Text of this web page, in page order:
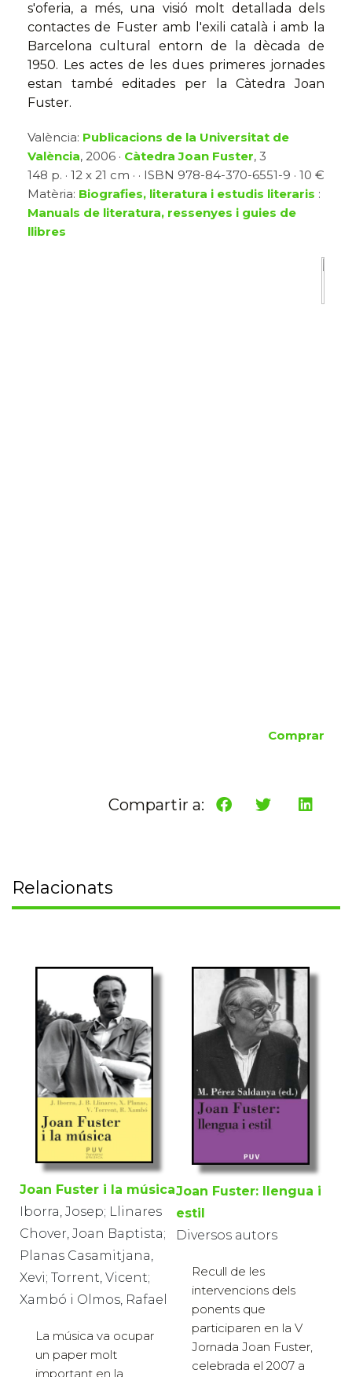
s'oferia, a més, una visió molt detallada dels
contactes de Fuster amb l'exili català i amb la
Barcelona cultural entorn de la dècada de
1950. Les actes de les dues primeres jornades
estan també editades per la Càtedra Joan
Fuster.
València: Publicacions de la Universitat de
València, 2006 · Càtedra Joan Fuster, 3
148 p. · 12 x 21 cm · · ISBN 978-84-370-6551-9 · 10 €
Matèria: Biografies, literatura i estudis literaris :
Manuals de literatura, ressenyes i guies de
llibres
Comprar
Compartir a:
Relacionats
Joan Fuster i la música
Iborra, Josep; Llinares
Chover, Joan Baptista;
Planas Casamitjana,
Xevi; Torrent, Vicent;
Xambó i Olmos, Rafael
La música va ocupar
un paper molt
important en la
Joan Fuster: llengua i
estil
Diversos autors
Recull de les
intervencions dels
ponents que
participaren en la V
Jornada Joan Fuster,
celebrada el 2007 a